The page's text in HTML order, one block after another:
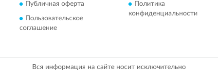
Публичная оферта
Пользовательское
соглашение
Политика
конфиденциальности
Вся информация на сайте носит исключительно